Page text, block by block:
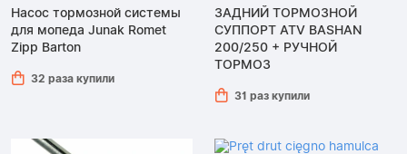
Насос тормозной системы
для мопеда Junak Romet
Zipp Barton
32 раза купили
ЗАДНИЙ ТОРМОЗНОЙ
СУППОРТ ATV BASHAN
200/250 + РУЧНОЙ
ТОРМОЗ
31 раз купили